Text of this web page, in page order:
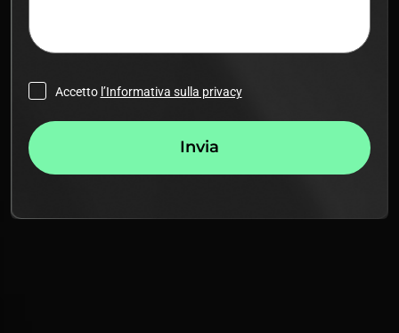
Accetto l’Informativa sulla privacy
Invia